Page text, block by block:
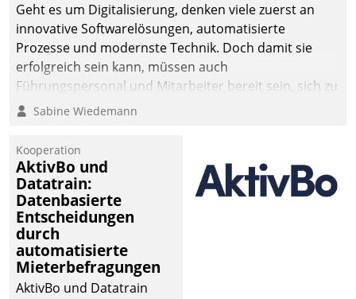
Geht es um Digitalisierung, denken viele zuerst an
innovative Softwarelösungen, automatisierte
Prozesse und modernste Technik. Doch damit sie
erfolgreich sein kann, müssen auch
Führungspersonal und Mitarbeiter bereit sein, sich zu
verändern und anzupassen, sonst werden sie an ihr
Sabine Wiedemann
Kooperation
AktivBo und
Datatrain:
Datenbasierte
Entscheidungen
durch
automatisierte
Mieterbefragungen
AktivBo und Datatrain